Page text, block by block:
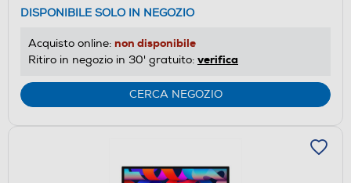
DISPONIBILE SOLO IN NEGOZIO
Acquisto online: non disponibile
Ritiro in negozio in 30' gratuito: verifica
CERCA NEGOZIO